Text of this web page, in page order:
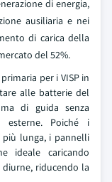
di energia,
ausiliaria e nei
di carica della
del 52%.
per i VISP in
alle batterie del
di guida senza
esterne. Poiché i
più lunga, i pannelli
ideale caricando
riducendo la